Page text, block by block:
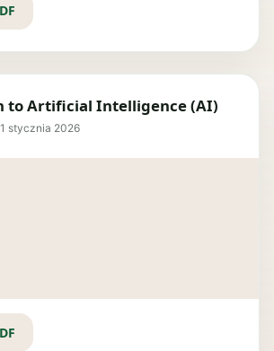
to Artificial Intelligence (AI)
stycznia 2026